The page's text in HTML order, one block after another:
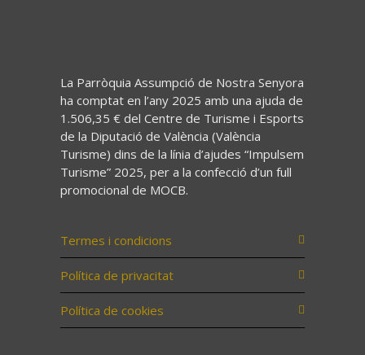
La Parròquia Assumpció de Nostra Senyora
ha comptat en l’any 2025 amb una ajuda de
1.506,35 € del Centre de Turisme i Esports
de la Diputació de València (València
Turisme) dins de la línia d’ajudes “Impulsem
Turisme” 2025, per a la confecció d’un full
promocional de MOCB.
Termes i condicions
Política de privacitat
Política de cookies